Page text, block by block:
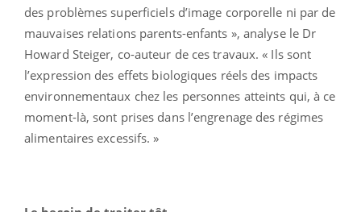
des problèmes superficiels d’image corporelle ni par de
mauvaises relations parents-enfants », analyse le Dr
Howard Steiger, co-auteur de ces travaux. « Ils sont
l’expression des effets biologiques réels des impacts
environnementaux chez les personnes atteints qui, à ce
moment-là, sont prises dans l’engrenage des régimes
alimentaires excessifs. »